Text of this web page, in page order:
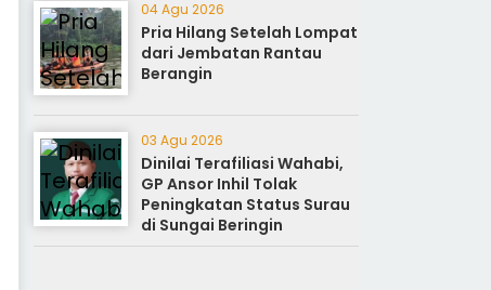
04 Agu 2026
Pria Hilang Setelah Lompat
dari Jembatan Rantau
Berangin
03 Agu 2026
Dinilai Terafiliasi Wahabi,
GP Ansor Inhil Tolak
Peningkatan Status Surau
di Sungai Beringin